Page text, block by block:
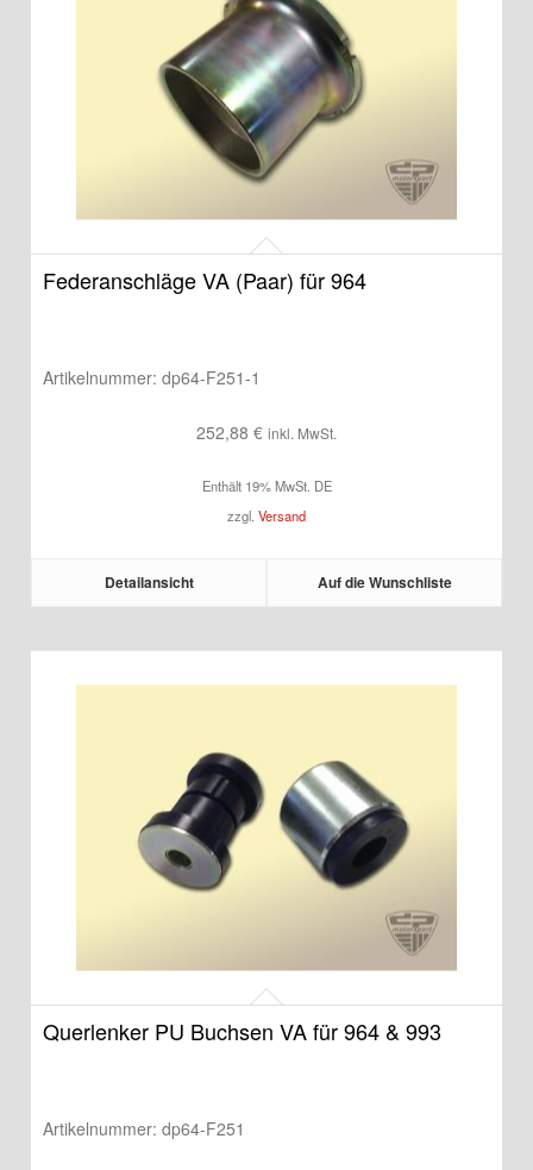
Federanschläge VA (Paar) für 964
Artikelnummer: dp64-F251-1
252,88 € inkl. MwSt.
Enthält 19% MwSt. DE
zzgl. Versand
Detailansicht Auf die Wunschliste
Querlenker PU Buchsen VA für 964 & 993
Artikelnummer: dp64-F251